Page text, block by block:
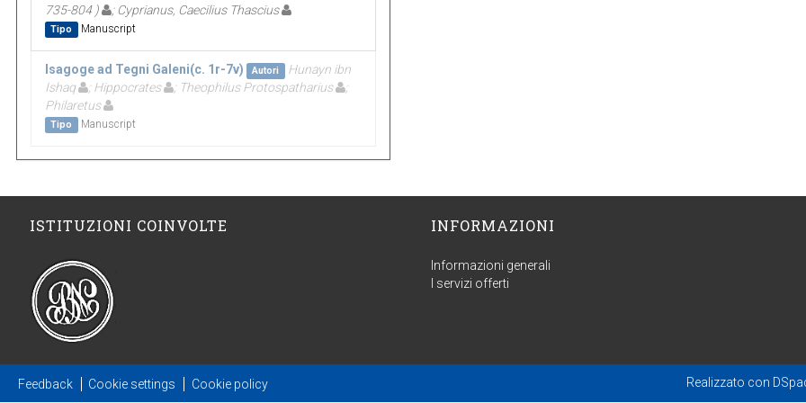
735-804 )
; Cyprianus, Caecilius Thascius
Tipo Manuscript
Isagoge ad Tegni Galeni(c. 1r-7v) Autori
Hunayn ibn
Ishaq
; Hippocrates ; Theophilus Protospatharius
;
Philaretus
Tipo Manuscript
ISTITUZIONI COINVOLTE INFORMAZIONI
Informazioni generali
I servizi offerti
Feedback Cookie settings Cookie policy Realizzato con